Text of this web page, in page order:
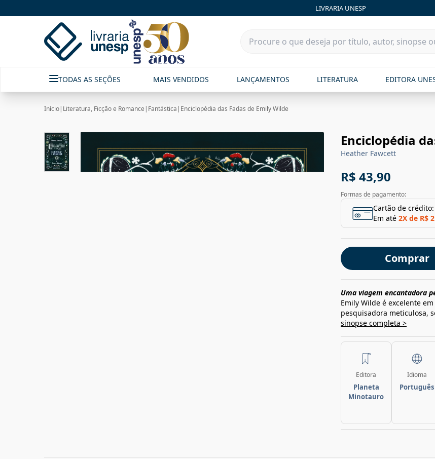
LIVRARIA UNESP
TODAS AS SEÇÕES MAIS VENDIDOS LANÇAMENTOS LITERATURA EDITORA
Início| Literatura, Ficção e Romance | Fantástica | Enciclopédia das Fadas de Emily Wilde
Enciclopédia
Heather Fawcett
R$ 43,90
Formas de pagamento:
Cartão de crédito:
Em até 2X de R$
Comprar
Uma viagem encantadora
Emily Wilde é excelente
pesquisadora meticulosa,
sinopse completa >
Editora
Planeta
Minotauro
Idioma
Português